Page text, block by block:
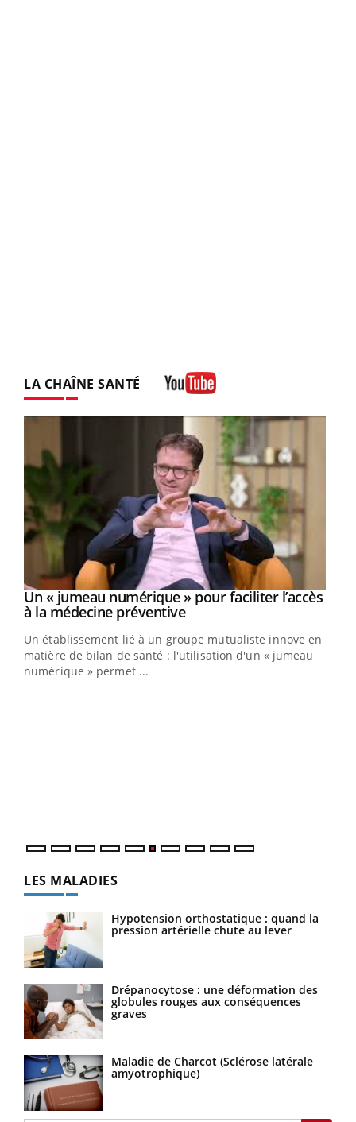
LA CHAÎNE SANTÉ
Youtube
Un « jumeau numérique » pour faciliter l’accès
à la médecine préventiveYoutube
Un établissement lié à un groupe mutualiste innove en
matière de bilan de santé : l'utilisation d'un « jumeau
numérique » permet ...
LES MALADIES
Hypotension orthostatique : quand la
pression artérielle chute au lever
Drépanocytose : une déformation des
globules rouges aux conséquences
graves
Maladie de Charcot (Sclérose latérale
amyotrophique)